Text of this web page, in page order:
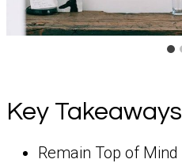
Key Takeaways
Remain Top of Mind